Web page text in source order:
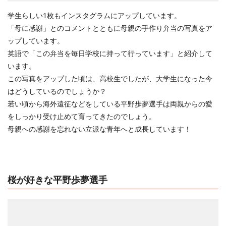
学生らしい1枚もインスタグラムにアップしています。
「母に感謝」とのコメントとともに母親の手作り弁当の写真をア
ップしています。
英語で「この弁当を毎日学校に持って行っています」と紹介して
います。
この写真をアップした頃は、高校生でしたが、大学生になった今
はどうしているのでしょうか？
若い頃から海外遠征などをしている平野歩夢選手は両親からの愛
をしっかり受け止めて育ってきたのでしょう。
母親への感謝を忘れない立派な青年へと成長しています！
桜が好きな平野歩夢選手